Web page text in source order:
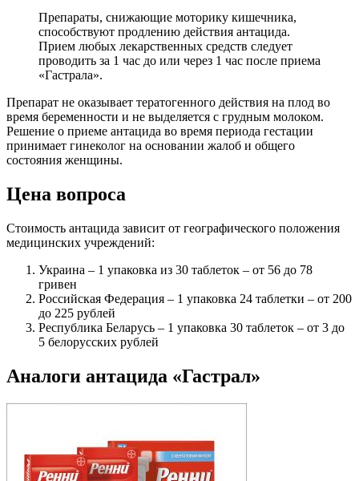
Препараты, снижающие моторику кишечника,
способствуют продлению действия антацида.
Прием любых лекарственных средств следует
проводить за 1 час до или через 1 час после приема
«Гастрала».
Препарат не оказывает тератогенного действия на плод во
время беременности и не выделяется с грудным молоком.
Решение о приеме антацида во время периода гестации
принимает гинеколог на основании жалоб и общего
состояния женщины.
Цена вопроса
Стоимость антацида зависит от географического положения
медицинских учреждений:
Украина – 1 упаковка из 30 таблеток – от 56 до 78
гривен
Российская Федерация – 1 упаковка 24 таблетки – от 200
до 225 рублей
Республика Беларусь – 1 упаковка 30 таблеток – от 3 до
5 белорусских рублей
Аналоги антацида «Гастрал»